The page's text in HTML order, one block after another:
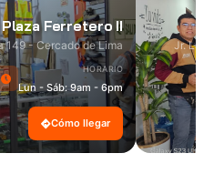
Plaza Ferretero II
149 - Cercado de Lima
HORARIO
Lun - Sáb: 9am - 6pm
Cómo llegar
Jr. Las